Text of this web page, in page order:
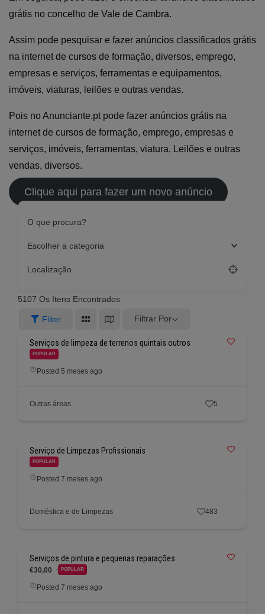
grátis no concelho de Vale de Cambra.
Assim pode pesquisar e fazer anúncios classificados grátis
na internet de cursos de formação, diversos, emprego,
empresas e serviços, ferramentas e equipamentos,
imóveis, viaturas, leilões e outras vendas.
Pois no Anunciante.pt pode fazer anúncios grátis na
internet de cursos de formação, emprego, empresas e
serviços, imóveis, ferramentas, viatura, Leilões e outras
vendas, diversos.
Clique aqui para fazer um novo anúncio
O que procura?
Escolher a categoria
Localização
5107 Os Itens Encontrados
Filter Filtrar Por
Serviços de limpeza de terrenos quintais outros
POPULAR
Posted 5 meses ago
Outras áreas 5
Serviço de Limpezas Profissionais
POPULAR
Posted 7 meses ago
Doméstica e de Limpezas 483
Serviços de pintura e pequenas reparações
€30,00 POPULAR
Posted 7 meses ago